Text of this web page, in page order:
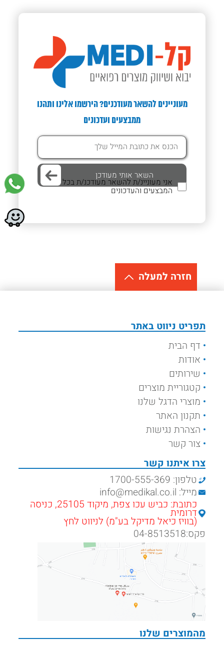
מעוניינים להשאר מעודכנים? הירשמו אלינו ותהנו
ממבצעים ועדכונים
אני מעוניינ/ת להשאר מעודכנ/ת בכל
המבצעים והעדכונים
חזרה למעלה
תפריט ניווט באתר
דף הבית
אודות
שירותים
קטגוריית מוצרים
מוצרי הדגל שלנו
תקנון האתר
הצהרת נגישות
צור קשר
מהמוצרים שלנו
צרו איתנו קשר
טלפון: 1700-555-369
מייל: info@medikal.co.il
כתובת: כביש עכו צפת, מיקוד 25105, כניסה
דרומית
(בוויז כיאל מדיקל בע"מ) לניווט לחץ
פקס:04-8513518